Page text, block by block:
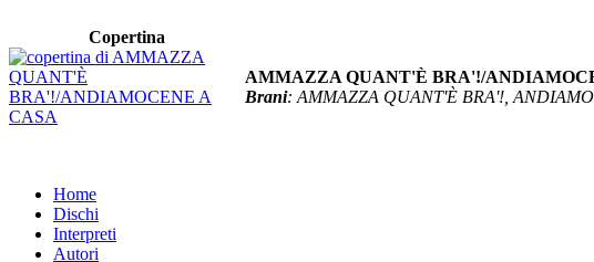
Copertina
AMMAZZA QUANT'È BRA'!/
Brani: AMMAZZA QUANT'È BRA'!,
Home
Dischi
Interpreti
Autori